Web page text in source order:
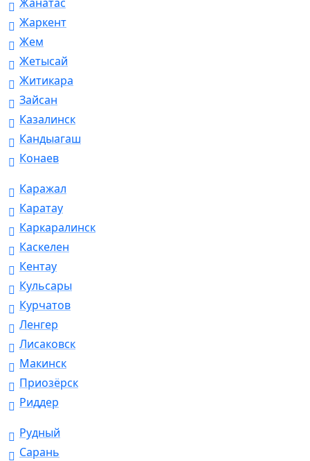
Жанатас
Жаркент
Жем
Жетысай
Житикара
Зайсан
Казалинск
Кандыагаш
Конаев
Каражал
Каратау
Каркаралинск
Каскелен
Кентау
Кульсары
Курчатов
Ленгер
Лисаковск
Макинск
Приозёрск
Риддер
Рудный
Сарань